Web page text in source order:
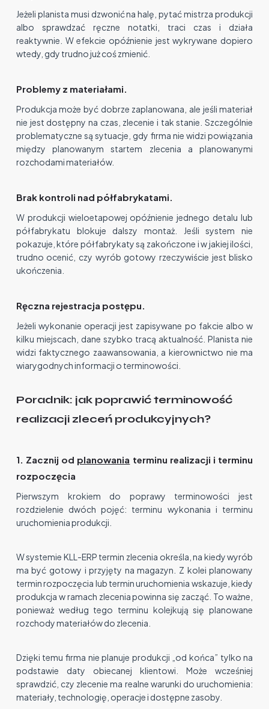
Jeżeli planista musi dzwonić na halę, pytać mistrza produkcji
albo sprawdzać ręczne notatki, traci czas i działa
reaktywnie. W efekcie opóźnienie jest wykrywane dopiero
wtedy, gdy trudno już coś zmienić.
Problemy z materiałami.
Produkcja może być dobrze zaplanowana, ale jeśli materiał
nie jest dostępny na czas, zlecenie i tak stanie. Szczególnie
problematyczne są sytuacje, gdy firma nie widzi powiązania
między planowanym startem zlecenia a planowanymi
rozchodami materiałów.
Brak kontroli nad półfabrykatami.
W produkcji wieloetapowej opóźnienie jednego detalu lub
półfabrykatu blokuje dalszy montaż. Jeśli system nie
pokazuje, które półfabrykaty są zakończone i w jakiej ilości,
trudno ocenić, czy wyrób gotowy rzeczywiście jest blisko
ukończenia.
Ręczna rejestracja postępu.
Jeżeli wykonanie operacji jest zapisywane po fakcie albo w
kilku miejscach, dane szybko tracą aktualność. Planista nie
widzi faktycznego zaawansowania, a kierownictwo nie ma
wiarygodnych informacji o terminowości.
Poradnik: jak poprawić terminowość
realizacji zleceń produkcyjnych?
1. Zacznij od planowania terminu realizacji i terminu
rozpoczęcia
Pierwszym krokiem do poprawy terminowości jest
rozdzielenie dwóch pojęć: terminu wykonania i terminu
uruchomienia produkcji.
W systemie KLL-ERP termin zlecenia określa, na kiedy wyrób
ma być gotowy i przyjęty na magazyn. Z kolei planowany
termin rozpoczęcia lub termin uruchomienia wskazuje, kiedy
produkcja w ramach zlecenia powinna się zacząć. To ważne,
ponieważ według tego terminu kolejkują się planowane
rozchody materiałów do zlecenia.
Dzięki temu firma nie planuje produkcji „od końca” tylko na
podstawie daty obiecanej klientowi. Może wcześniej
sprawdzić, czy zlecenie ma realne warunki do uruchomienia:
materiały, technologię, operacje i dostępne zasoby.